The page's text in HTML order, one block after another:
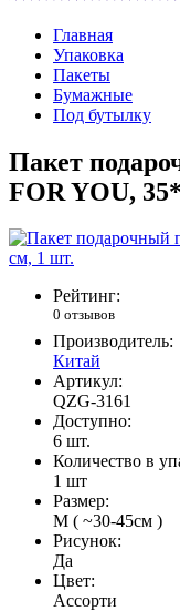
Главная
Упаковка
Пакеты
Бумажные
Под бутылку
Пакет
FOR YOU,
Рейтинг:
0 отзывов
Производитель:
Китай
Артикул:
QZG-3161
Доступно:
6 шт.
Количество в
1 шт
Размер:
M ( ~30-45см )
Рисунок:
Да
Цвет:
Ассорти